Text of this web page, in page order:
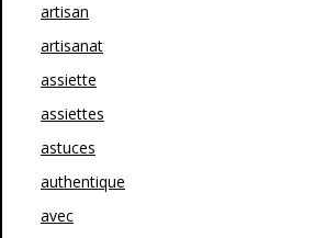
artisan
artisanat
assiette
assiettes
astuces
authentique
avec